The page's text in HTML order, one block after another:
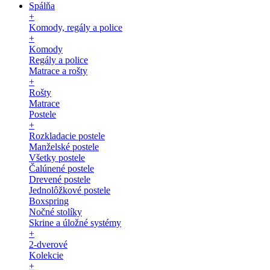
Spálňa
+
Komody, regály a police
+
Komody
Regály a police
Matrace a rošty
+
Rošty
Matrace
Postele
+
Rozkladacie postele
Manželské postele
Všetky postele
Čalúnené postele
Drevené postele
Jednolôžkové postele
Boxspring
Nočné stolíky
Skrine a úložné systémy
+
2-dverové
Kolekcie
+